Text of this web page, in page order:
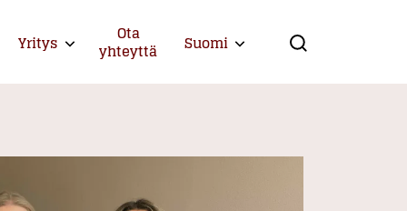
Yritys Expand child menu
Ota
yhteyttä Suomi Expand child menu